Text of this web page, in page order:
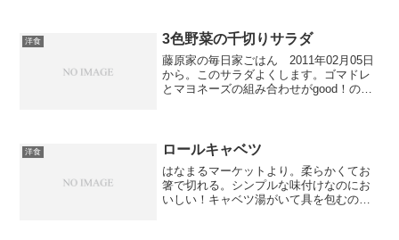
みたい。
洋食 3色野菜の千切りサラダ
藤原家の毎日家ごはん 2011年02月05日
から。このサラダよくします。ゴマドレ
とマヨネーズの組み合わせがgood！のり
洋食 ロールキャベツ
はなまるマーケットより。柔らかくてお
箸で切れる。シンプルな味付けなのにお
いしい！キャベツ湯がいて具を包むのっ